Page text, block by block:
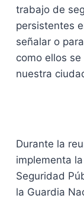
trabajo de
persistentes
señalar o
como ellos
nuestra
Durante la
implementa
Seguridad
la Guardia